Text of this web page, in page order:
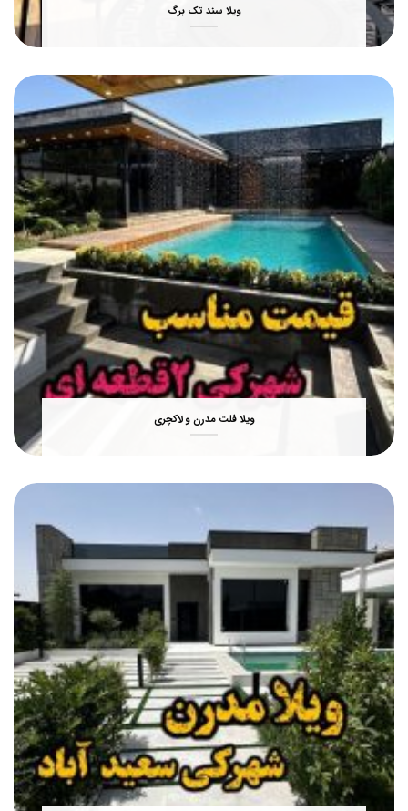
ویلا سند تک برگ
ویلا فلت مدرن و لاکچری